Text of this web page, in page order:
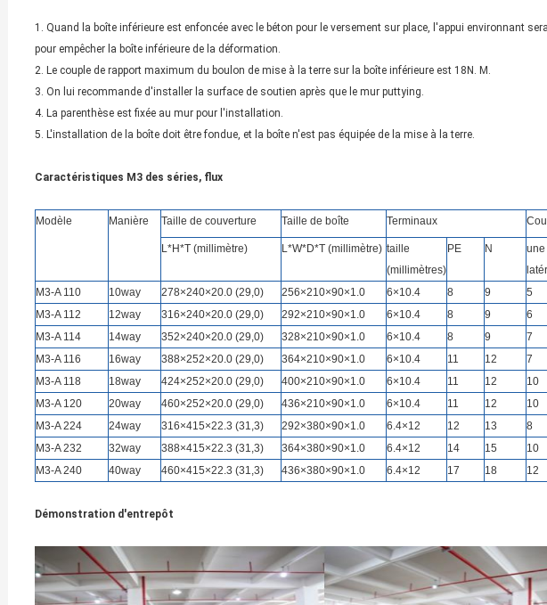
1. Quand la boîte inférieure est enfoncée avec le béton pour le versement sur place, l'appui environnant
pour empêcher la boîte inférieure de la déformation.
2. Le couple de rapport maximum du boulon de mise à la terre sur la boîte inférieure est 18N. M.
3. On lui recommande d'installer la surface de soutien après que le mur puttying.
4. La parenthèse est fixée au mur pour l'installation.
5. L'installation de la boîte doit être fondue, et la boîte n'est pas équipée de la mise à la terre.
Caractéristiques M3 des séries, flux
Modèle Manière Taille de couverture Taille de boîte Terminaux
L*H*T (millimètre) L*W*D*T (millimètre) taille
(millimètres)
PE N
une
M3-A 110
10way 278×240×20.0 (29,0) 256×210×90×1.0 6×10.4 8 9
5
M3-A 112
12way 316×240×20.0 (29,0) 292×210×90×1.0 6×10.4 8 9
6
M3-A 114
14way 352×240×20.0 (29,0) 328×210×90×1.0 6×10.4 8 9
7
M3-A 116
16way 388×252×20.0 (29,0) 364×210×90×1.0 6×10.4 11 12
7
M3-A 118
18way 424×252×20.0 (29,0) 400×210×90×1.0 6×10.4 11 12
10
M3-A 120
20way 460×252×20.0 (29,0) 436×210×90×1.0 6×10.4 11 12
10
M3-A 224
24way 316×415×22.3 (31,3) 292×380×90×1.0 6.4×12 12 13
8
M3-A 232
32way 388×415×22.3 (31,3) 364×380×90×1.0 6.4×12 14 15
10
M3-A 240
40way 460×415×22.3 (31,3) 436×380×90×1.0 6.4×12 17 18 12
Démonstration d'entrepôt